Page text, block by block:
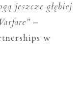
jeszcze głębiej
–
w